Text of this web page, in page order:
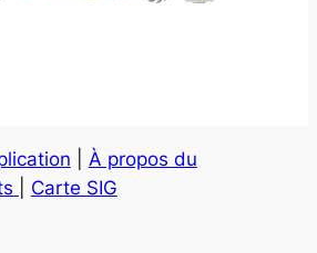
À propos du
Carte SIG